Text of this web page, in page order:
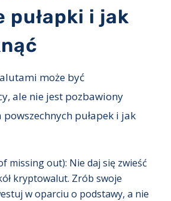
pułapki i jak
może być
ale nie jest pozbawiony
pułapek i jak
missing out): Nie daj się zwieść
kryptowalut. Zrób swoje
w oparciu o podstawy, a nie